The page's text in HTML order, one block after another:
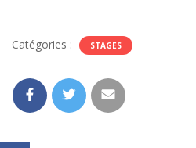
Catégories : STAGES